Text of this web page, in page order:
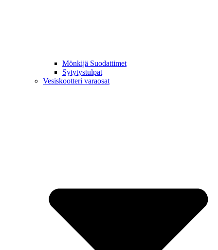
Mönkijä Suodattimet
Sytytystulpat
Vesiskootteri varaosat